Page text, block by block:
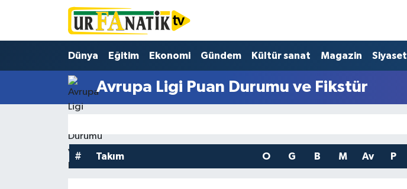
Dünya Eğitim Ekonomi Gündem Kültür sanat Magazin Siyaset
Avrupa Ligi Puan Durumu ve Fikstür
# Takım O G B M Av P
Trafik Durumu
Süper Lig Puan Durumu ve Fikstür
Tüm Manşetler
Son Dakika Haberleri